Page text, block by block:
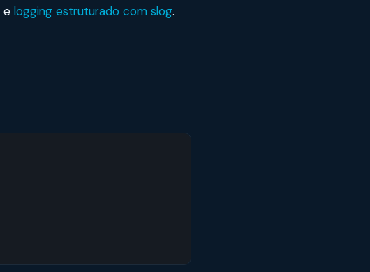
e logging estruturado com slog.